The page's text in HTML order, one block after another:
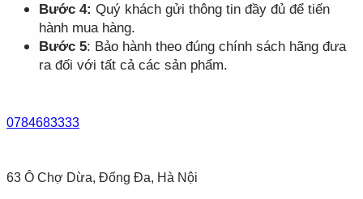
Bước 4: Quý khách gửi thông tin đầy đủ để tiến
hành mua hàng.
Bước 5: Bảo hành theo đúng chính sách hãng đưa
ra đối với tất cả các sản phẩm.
0784683333
63 Ô Chợ Dừa, Đống Đa, Hà Nội